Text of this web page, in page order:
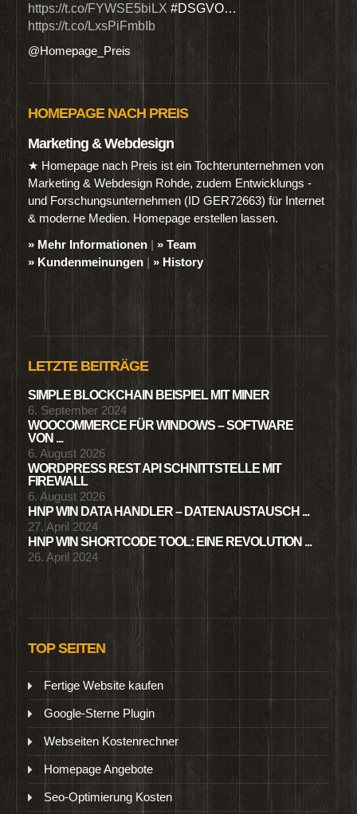
https://t.co/FYWSE5biLX #DSGVO…
https://t.co/LxsPiFmbIb
@Homepage_Preis
HOMEPAGE NACH PREIS
Marketing & Webdesign
★ Homepage nach Preis ist ein Tochterunternehmen von
Marketing & Webdesign Rohde, zudem Entwicklungs -
und Forschungsunternehmen (ID GER72663) für Internet
& moderne Medien. Homepage erstellen lassen.
» Mehr Informationen | » Team
» Kundenmeinungen | » History
LETZTE BEITRÄGE
SIMPLE BLOCKCHAIN BEISPIEL MIT MINER
6. September 2024
WOOCOMMERCE FÜR WINDOWS – SOFTWARE
VON ...
6. August 2026
WORDPRESS REST API SCHNITTSTELLE MIT
FIREWALL
6. August 2026
HNP WIN DATA HANDLER – DATENAUSTAUSCH ...
27. April 2024
HNP WIN SHORTCODE TOOL: EINE REVOLUTION ...
26. April 2024
TOP SEITEN
Fertige Website kaufen
Google-Sterne Plugin
Webseiten Kostenrechner
Homepage Angebote
Seo-Optimierung Kosten